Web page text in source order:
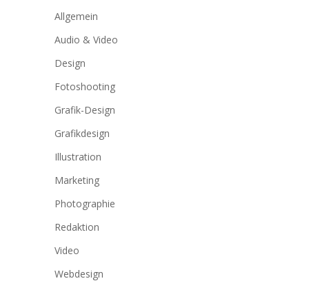
Allgemein
Audio & Video
Design
Fotoshooting
Grafik-Design
Grafikdesign
Illustration
Marketing
Photographie
Redaktion
Video
Webdesign